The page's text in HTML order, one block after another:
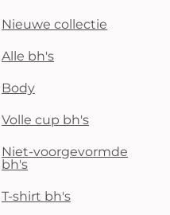
Nieuwe collectie
Alle bh's
Body
Volle cup bh's
Niet-voorgevormde
bh's
T-shirt bh's